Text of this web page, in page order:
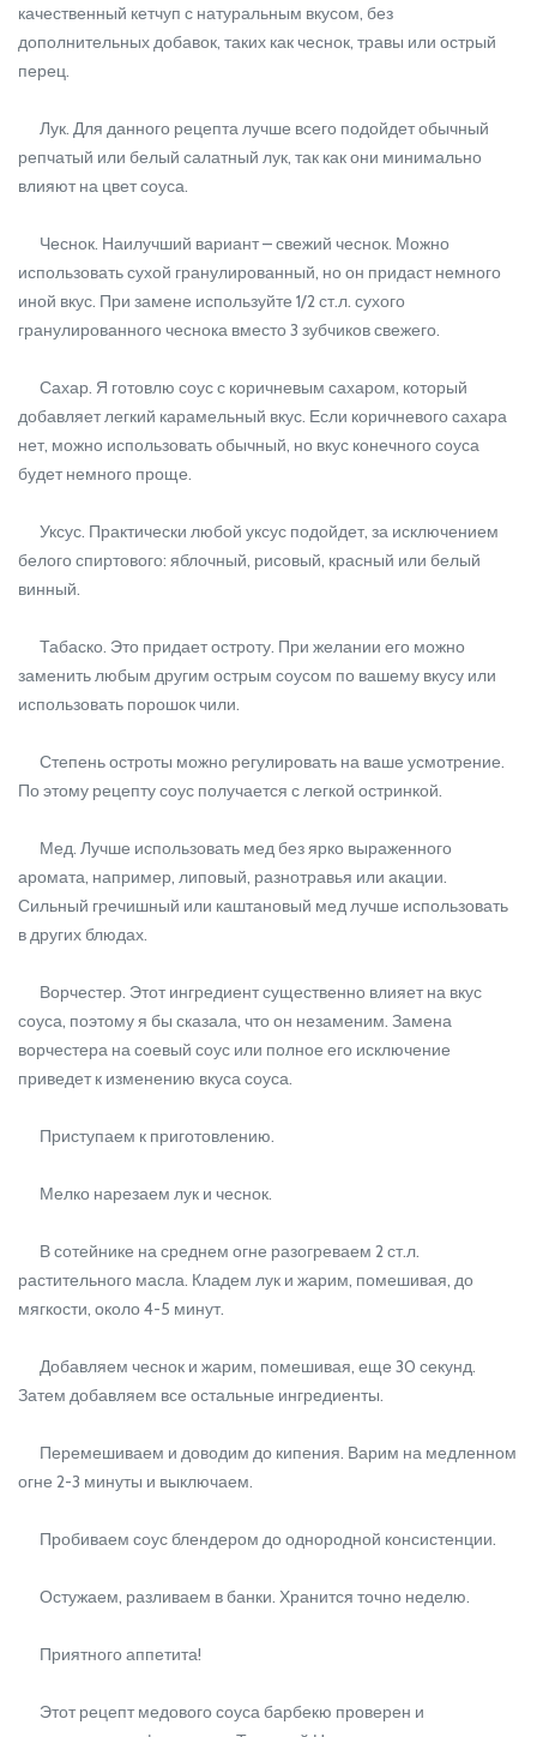
качественный кетчуп с натуральным вкусом, без
дополнительных добавок, таких как чеснок, травы или острый
перец.
Лук. Для данного рецепта лучше всего подойдет обычный
репчатый или белый салатный лук, так как они минимально
влияют на цвет соуса.
Чеснок. Наилучший вариант – свежий чеснок. Можно
использовать сухой гранулированный, но он придаст немного
иной вкус. При замене используйте 1/2 ст.л. сухого
гранулированного чеснока вместо 3 зубчиков свежего.
Сахар. Я готовлю соус с коричневым сахаром, который
добавляет легкий карамельный вкус. Если коричневого сахара
нет, можно использовать обычный, но вкус конечного соуса
будет немного проще.
Уксус. Практически любой уксус подойдет, за исключением
белого спиртового: яблочный, рисовый, красный или белый
винный.
Табаско. Это придает остроту. При желании его можно
заменить любым другим острым соусом по вашему вкусу или
использовать порошок чили.
Степень остроты можно регулировать на ваше усмотрение.
По этому рецепту соус получается с легкой остринкой.
Мед. Лучше использовать мед без ярко выраженного
аромата, например, липовый, разнотравья или акации.
Сильный гречишный или каштановый мед лучше использовать
в других блюдах.
Ворчестер. Этот ингредиент существенно влияет на вкус
соуса, поэтому я бы сказала, что он незаменим. Замена
ворчестера на соевый соус или полное его исключение
приведет к изменению вкуса соуса.
Приступаем к приготовлению.
Мелко нарезаем лук и чеснок.
В сотейнике на среднем огне разогреваем 2 ст.л.
растительного масла. Кладем лук и жарим, помешивая, до
мягкости, около 4-5 минут.
Добавляем чеснок и жарим, помешивая, еще 30 секунд.
Затем добавляем все остальные ингредиенты.
Перемешиваем и доводим до кипения. Варим на медленном
огне 2-3 минуты и выключаем.
Пробиваем соус блендером до однородной консистенции.
Остужаем, разливаем в банки. Хранится точно неделю.
Приятного аппетита!
Этот рецепт медового соуса барбекю проверен и